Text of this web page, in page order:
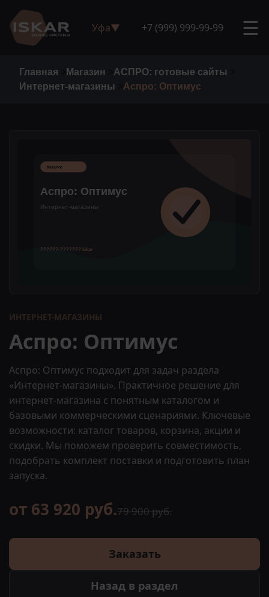
Уфа▼ +7 (999) 999-99-99 ☰
Главная Магазин АСПРО: готовые сайты
Интернет-магазины
Аспро: Оптимус
ИНТЕРНЕТ-МАГАЗИНЫ
Аспро: Оптимус
Аспро: Оптимус подходит для задач раздела
«Интернет-магазины». Практичное решение для
интернет-магазина с понятным каталогом и
базовыми коммерческими сценариями. Ключевые
возможности: каталог товаров, корзина, акции и
скидки. Мы поможем проверить совместимость,
подобрать комплект поставки и подготовить план
запуска.
от 63 920 руб.79 900 руб.
Заказать
Назад в раздел